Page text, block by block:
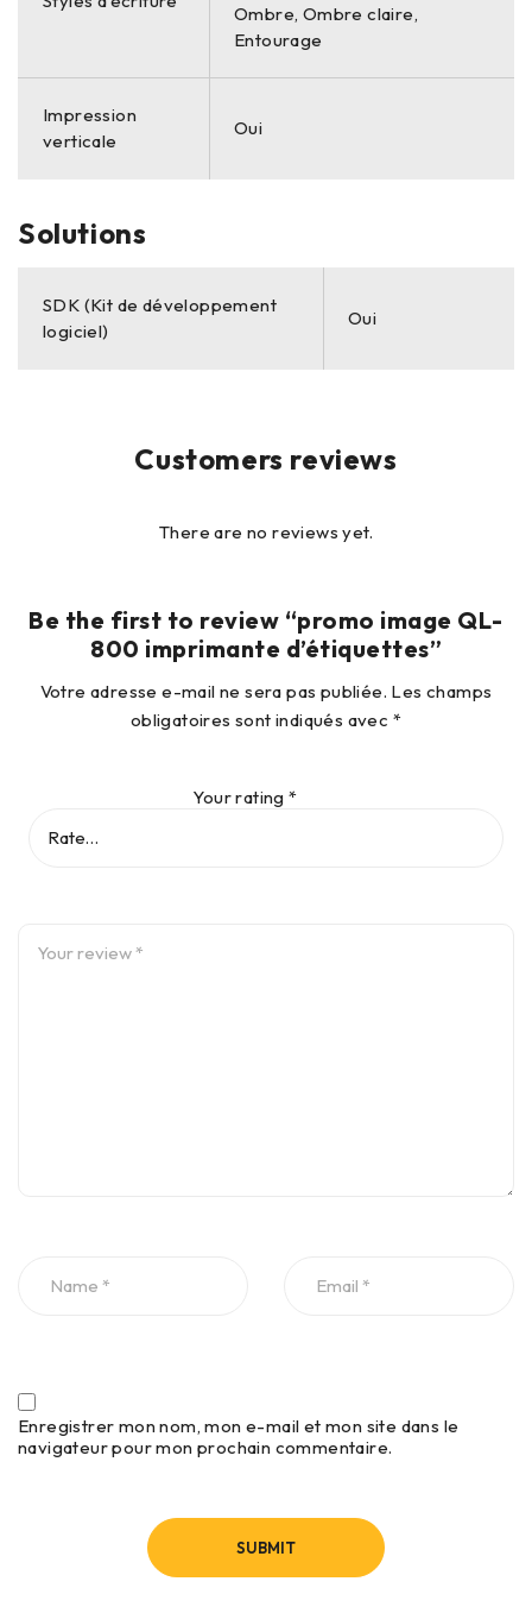
Ombre, Ombre claire,
Entourage
Impression
verticale
Oui
Solutions
SDK (Kit de développement
logiciel)
Oui
Customers reviews
There are no reviews yet.
Be the first to review “promo image QL-
800 imprimante d’étiquettes”
Votre adresse e-mail ne sera pas publiée. Les champs
obligatoires sont indiqués avec *
Your rating*
Enregistrer mon nom, mon e-mail et mon site dans le
navigateur pour mon prochain commentaire.